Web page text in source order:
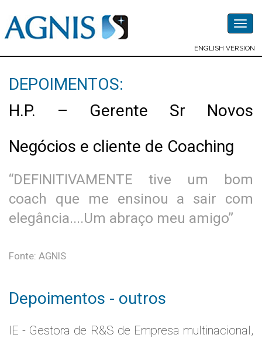
ENGLISH VERSION
DEPOIMENTOS:
H.P. – Gerente Sr Novos
Negócios e cliente de Coaching
“DEFINITIVAMENTE tive um bom
coach que me ensinou a sair com
elegância....Um abraço meu amigo”
Fonte: AGNIS
Depoimentos - outros
IE - Gestora de R&S de Empresa multinacional,